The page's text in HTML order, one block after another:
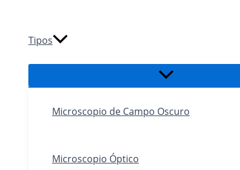
Tipos
Alternar
Microscopio de Campo Oscuro
Microscopio Óptico